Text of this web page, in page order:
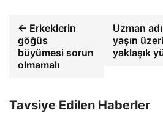
← Erkeklerin
göğüs
büyümesi sorun
olmamalı
Uzman
yaşın
yaklaşık
Tavsiye Edilen Haberler